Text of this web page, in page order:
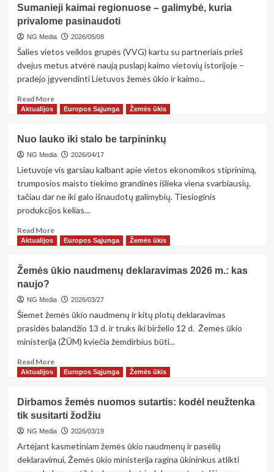
ūkininkavimas
vilioja
jaunus
žmones:
–
galimybė
Sumanieji kaimai regionuose – galimybė, kuria
privalome pasinaudoti
NG Media 2026/05/08
Šalies vietos veiklos grupės (VVG) kartu su partneriais prieš
dvejus metus atvėrė naują puslapį kaimo vietovių istorijoje –
pradėjo įgyvendinti Lietuvos žemės ūkio ir kaimo...
Read MoreRead
more
kaimai
regionuose
–
galimybė,
privalome
pasinaudoti
Aktualijos Europos Sąjunga Žemės ūkis
Nuo lauko iki stalo be tarpininkų
NG Media 2026/04/17
Lietuvoje vis garsiau kalbant apie vietos ekonomikos stiprinimą,
trumposios maisto tiekimo grandinės išlieka viena svarbiausių,
tačiau dar ne iki galo išnaudotų galimybių. Tiesioginis
produkcijos kelias...
Read MoreRead
more
lauko
stalo
Aktualijos Europos Sąjunga Žemės ūkis
Žemės ūkio naudmenų deklaravimas 2026 m.: kas
naujo?
NG Media 2026/03/27
Šiemet žemės ūkio naudmenų ir kitų plotų deklaravimas
prasidės balandžio 13 d. ir truks iki birželio 12 d. Žemės ūkio
ministerija (ŽŪM) kviečia žemdirbius būti...
Read MoreRead
more
ūkio
naudmenų
deklaravimas
kas
Aktualijos Europos Sąjunga Žemės ūkis
Dirbamos žemės nuomos sutartis: kodėl neužtenka
tik susitarti žodžiu
NG Media 2026/03/19
Artėjant kasmetiniam žemės ūkio naudmenų ir pasėlių
deklaravimui, Žemės ūkio ministerija ragina ūkininkus atlikti